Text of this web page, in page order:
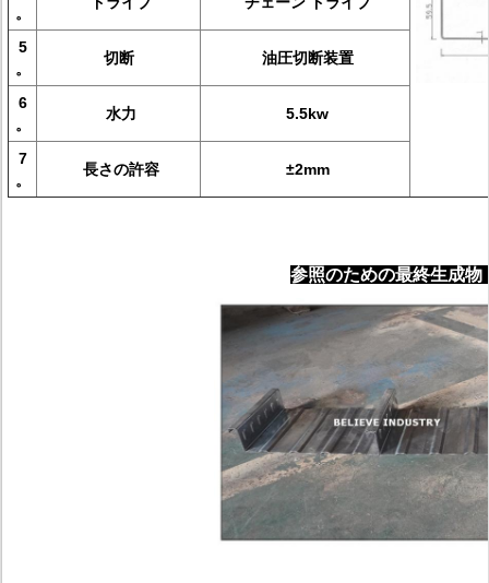
。
5
。
切断 油圧切断装置
6
。
水力 5.5kw
7
。
長さの許容 ±2mm
参照のための最終生成